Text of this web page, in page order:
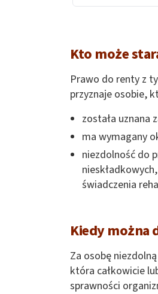
Kto może
Prawo do renty z
przyznaje osobie,
została uznana
ma wymagany
niezdolność do
świadczenia
Kiedy można
Za osobę
która całkowicie
sprawności